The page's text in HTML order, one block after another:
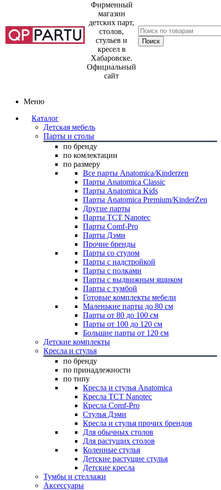
Фирменный
магазин
детских парт,
столов,
стульев и
кресел в
Хабаровске.
Официальный
сайт
Меню
Каталог
Детская мебель
Парты и столы
по бренду
по комлектации
по размеру
Все парты Anatomica/Kinderzen
Парты Anatomica Classic
Парты Anatomica Kids
Парты Anatomica Premium/KinderZen
Другие парты
Парты TCT Nanotec
Парты Comf-Pro
Парты Дэми
Прочие бренды
Парты со стулом
Парты с надстройкой
Парты с полками
Парты с выдвижным ящиком
Парты с тумбой
Готовые комплекты мебели
Маленькие парты до 80 см
Парты от 80 до 100 см
Парты от 100 до 120 см
Большие парты от 120 см
Детские комплекты
Кресла и стулья
по бренду
по принадлежности
по типу
Кресла и стулья Anatomica
Кресла TCT Nanotec
Кресла Comf-Pro
Стулья Дэми
Кресла и стулья прочих брендов
Для обычных столов
Для растущих столов
Коленные стулья
Детские растущие стулья
Детские кресла
Тумбы и стеллажи
Аксессуары